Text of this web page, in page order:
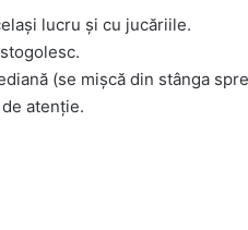
lucru și cu jucăriile.
(se mișcă din stânga
atenție.